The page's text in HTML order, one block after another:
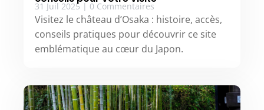
31 Juil 2025 | 0 Commentaires
Visitez le château d’Osaka : histoire, accès,
conseils pratiques pour découvrir ce site
emblématique au cœur du Japon.